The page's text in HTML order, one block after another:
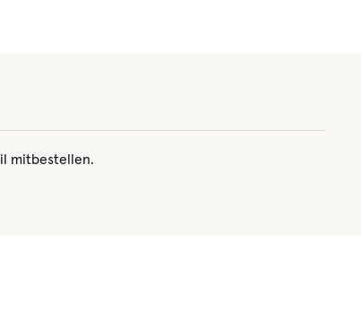
mitbestellen.